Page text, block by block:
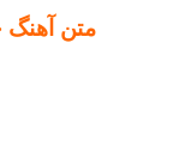
متن آهنگ